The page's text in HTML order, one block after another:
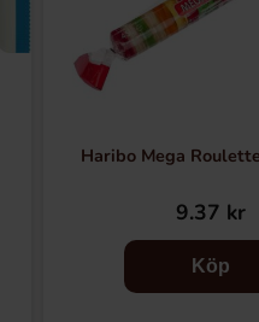
Haribo Mega
9.37 kr
Köp